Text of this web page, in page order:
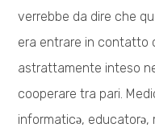
verrebbe da dire che
era entrare in contatto
astrattamente inteso
cooperare tra pari.
informaticə, educatorə,